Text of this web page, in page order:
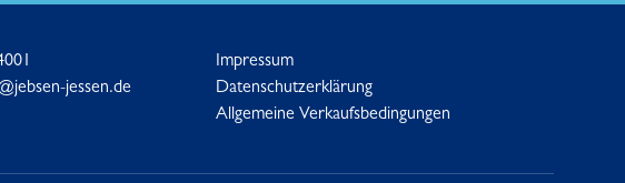
jessen.de
Impressum
Datenschutzerklärung
Allgemeine Verkaufsbedingungen